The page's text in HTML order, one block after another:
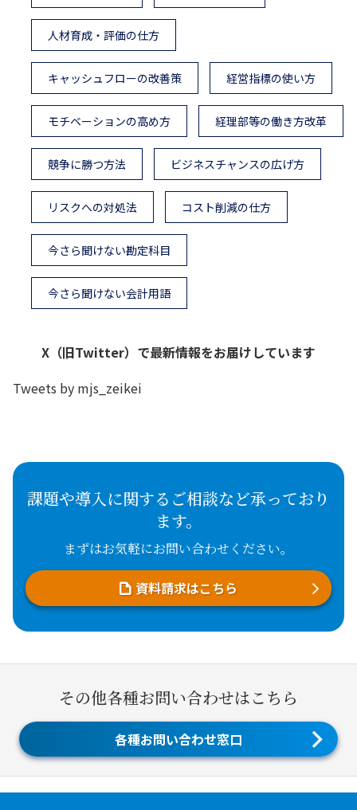
人材育成・評価の仕方
キャッシュフローの改善策 経営指標の使い方
モチベーションの高め方 経理部等の働き方改革
競争に勝つ方法 ビジネスチャンスの広げ方
リスクへの対処法 コスト削減の仕方
今さら聞けない勘定科目
今さら聞けない会計用語
X（旧Twitter）で最新情報をお届けしています
Tweets by mjs_zeikei
課題や導入に関するご相談など承っており
ます。
まずはお気軽にお問い合わせください。
資料請求はこちら
その他各種お問い合わせはこちら
各種お問い合わせ窓口